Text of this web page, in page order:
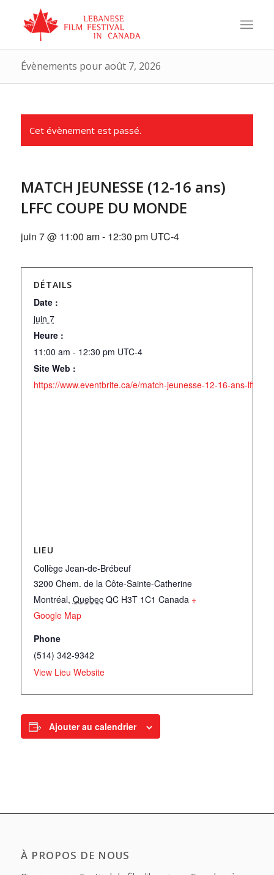
Évènements pour août 7, 2026
Cet évènement est passé.
MATCH JEUNESSE (12-16 ans)
LFFC COUPE DU MONDE
juin 7 @ 11:00 am- 12:30 pm UTC-4
DÉTAILS
Date :
juin 7
Heure :
11:00 am - 12:30 pm UTC-4
Site Web :
https://www.eventbrite.ca/e/match-jeunesse-12-16-ans-lffc-
LIEU
Collège Jean-de-Brébeuf
3200 Chem. de la Côte-Sainte-Catherine
Montréal, Quebec QC H3T 1C1 Canada +
Google Map
Phone
(514) 342-9342
View Lieu Website
Ajouter au calendrier
À PROPOS DE NOUS